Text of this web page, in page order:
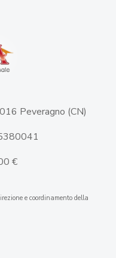
Peveragno (CN)
€
e coordinamento della